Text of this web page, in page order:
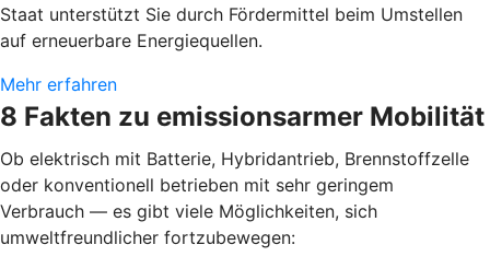
Staat unterstützt Sie durch Fördermittel beim Umstellen
auf erneuerbare Energiequellen.
Mehr erfahren
8 Fakten zu emissionsarmer Mobilität
Ob elektrisch mit Batterie, Hybridantrieb, Brennstoffzelle
oder konventionell betrieben mit sehr geringem
Verbrauch — es gibt viele Möglichkeiten, sich
umweltfreundlicher fortzubewegen: